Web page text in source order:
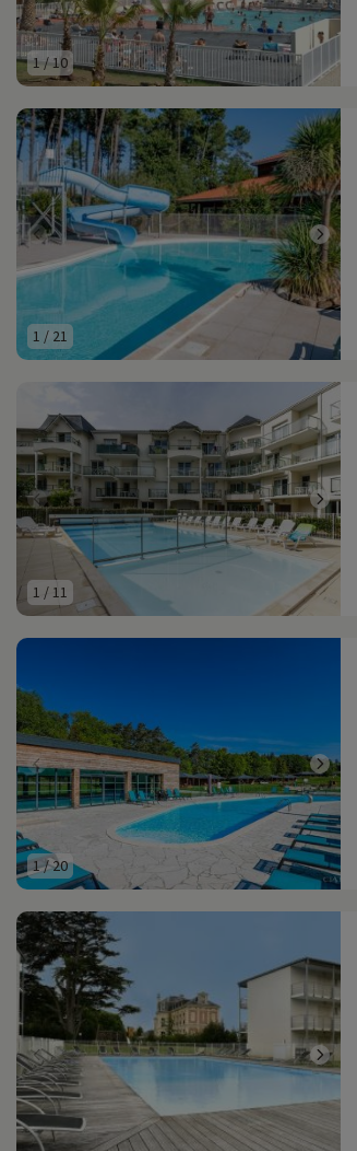
1/10
1 / 21
1 / 11
1/20